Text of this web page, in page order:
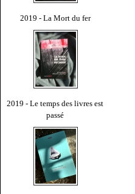
2019 - La Mort du fer
2019 - Le temps des livres est
passé